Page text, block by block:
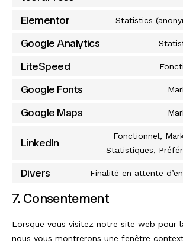
Elementor Statistics
Google Analytics
LiteSpeed
Google Fonts
Google Maps
LinkedIn
Fonctionnel,
Statistiques,
Divers Finalité en attente
7. Consentement
Lorsque vous visitez notre site web pour
nous vous montrerons une fenêtre